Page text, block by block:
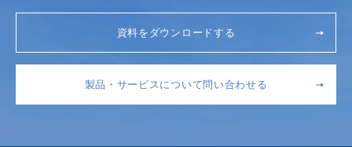
資料をダウンロードする
製品・サービスについて問い合わせる